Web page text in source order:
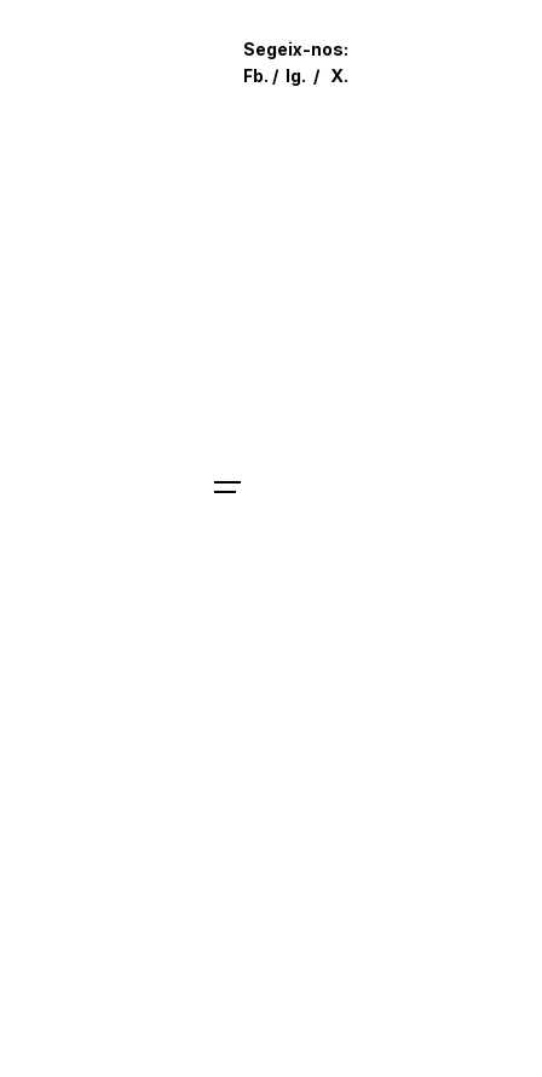
Segeix-nos:
Fb. / Ig. / X.